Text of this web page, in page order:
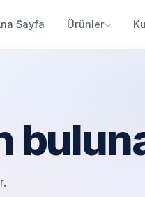
Sayfa Ürünler